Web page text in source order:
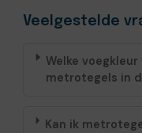
Veelgestelde
Welke
metrotegels in
Kan ik